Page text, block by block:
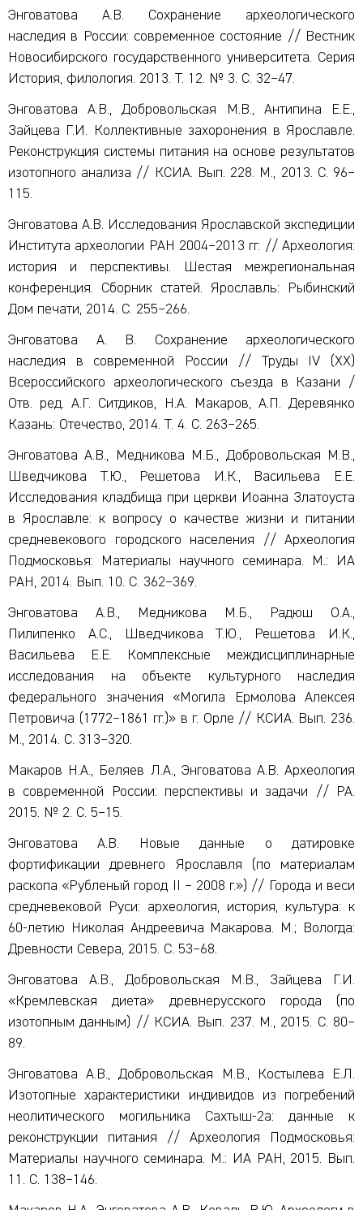
Энговатова А.В. Сохранение археологического
наследия в России: современное состояние // Вестник
Новосибирского государственного университета. Серия
История, филология. 2013. Т. 12. № 3. С. 32–47.
Энговатова А.В., Добровольская М.В., Антипина Е.Е.,
Зайцева Г.И. Коллективные захоронения в Ярославле.
Реконструкция системы питания на основе результатов
изотопного анализа // КСИА. Вып. 228. М., 2013. С. 96–
115.
Энговатова А.В. Исследования Ярославской экспедиции
Института археологии РАН 2004–2013 гг. // Археология:
история и перспективы. Шестая межрегиональная
конференция. Сборник статей. Ярославль: Рыбинский
Дом печати, 2014. С. 255–266.
Энговатова А. В. Сохранение археологического
наследия в современной России // Труды IV (XX)
Всероссийского археологического съезда в Казани /
Отв. ред. А.Г. Ситдиков, Н.А. Макаров, А.П. Деревянко
Казань: Отечество, 2014. Т. 4. С. 263–265.
Энговатова А.В., Медникова М.Б., Добровольская М.В.,
Шведчикова Т.Ю., Решетова И.К., Васильева Е.Е.
Исследования кладбища при церкви Иоанна Златоуста
в Ярославле: к вопросу о качестве жизни и питании
средневекового городского населения // Археология
Подмосковья: Материалы научного семинара. М.: ИА
РАН, 2014. Вып. 10. С. 362–369.
Энговатова А.В., Медникова М.Б., Радюш О.А.,
Пилипенко А.С., Шведчикова Т.Ю., Решетова И.К.,
Васильева Е.Е. Комплексные междисциплинарные
исследования на объекте культурного наследия
федерального значения «Могила Ермолова Алексея
Петровича (1772–1861 гг.)» в г. Орле // КСИА. Вып. 236.
М., 2014. С. 313–320.
Макаров Н.А., Беляев Л.А., Энговатова А.В. Археология
в современной России: перспективы и задачи // РА.
2015. № 2. С. 5–15.
Энговатова А.В. Новые данные о датировке
фортификации древнего Ярославля (по материалам
раскопа «Рубленый город II – 2008 г.») // Города и веси
средневековой Руси: археология, история, культура: к
60-летию Николая Андреевича Макарова. М.; Вологда:
Древности Севера, 2015. С. 53–68.
Энговатова А.В., Добровольская М.В., Зайцева Г.И.
«Кремлевская диета» древнерусского города (по
изотопным данным) // КСИА. Вып. 237. М., 2015. С. 80–
89.
Энговатова А.В., Добровольская М.В., Костылева Е.Л.
Изотопные характеристики индивидов из погребений
неолитического могильника Сахтыш-2а: данные к
реконструкции питания // Археология Подмосковья:
Материалы научного семинара. М.: ИА РАН, 2015. Вып.
11. С. 138–146.